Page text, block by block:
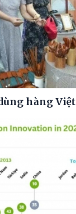
hàng Việt